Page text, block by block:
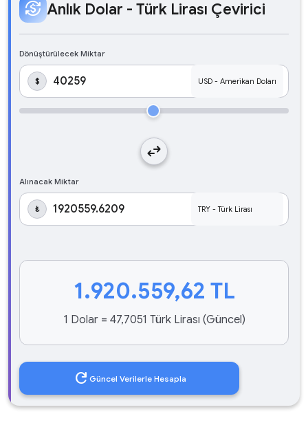
currency_exchange Anlık Dolar - Türk Lirası Çevirici
Dönüştürülecek Miktar
$
swap_horiz
Alınacak Miktar
₺
1.920.559,62 TL
1 Dolar = 47,7051 Türk Lirası (Güncel)
refresh Güncel Verilerle Hesapla